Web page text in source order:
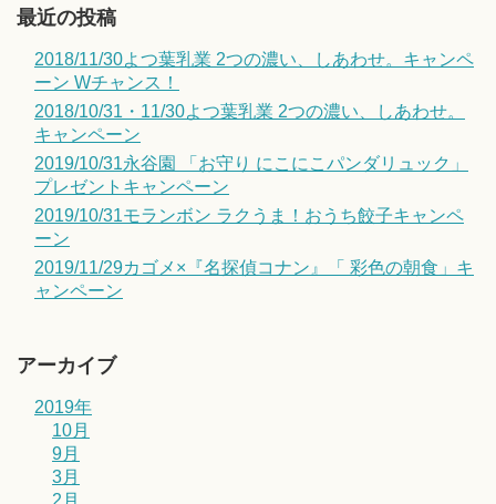
最近の投稿
2018/11/30よつ葉乳業 2つの濃い、しあわせ。キャンペ
ーン Wチャンス！
2018/10/31・11/30よつ葉乳業 2つの濃い、しあわせ。
キャンペーン
2019/10/31永谷園 「お守り にこにこパンダリュック」
プレゼントキャンペーン
2019/10/31モランボン ラクうま！おうち餃子キャンペ
ーン
2019/11/29カゴメ×『名探偵コナン』「 彩色の朝食」キ
ャンペーン
アーカイブ
2019年
10月
9月
3月